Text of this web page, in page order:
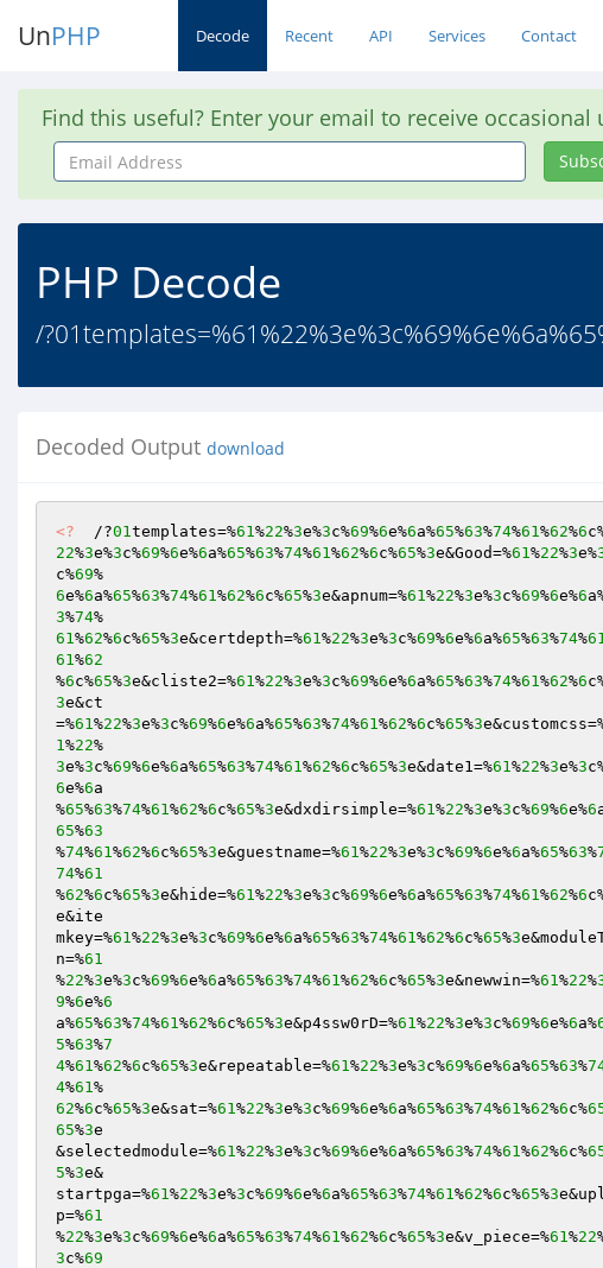
UnPHP Decode Recent API Services Contact
Find this useful? Enter your email to receive occasional
Email
Address
PHP Decode
/
Decoded Output download
<?
  /?
01templates=%61%22%3e%3c%69%6e%6a%65%63%74%61%62%6
22%3e%3c%69%6e%6a%65%63%74%61%62%6c%65%3e&Good=%61%22%3e%
c%69
6e%6a%65%63%74%61%62%6c%65%3e&apnum=%61%22%3e%3c%69%6e%6
3%74
61%62%6c%65%3e&certdepth=%61%22%3e%3c%69%6e%6a%65%63%74%
61%62
%6c%65%3e&cliste2=%61%22%3e%3c%69%6e%6a%65%63%74%61%62%6
3e&ct
=%61%22%3e%3c%69%6e%6a%65%63%74%61%62%6c%65%3
1%22
3e%3c%69%6e%6a%65%63%74%61%62%6c%65%3e&date1=%61%22%3e%3
6e%6a
%65%63%74%61%62%6c%65%3e&dxdirsimple=%61%22%3e%3c%69%6e%6
65%63
%74%61%62%6c%65%3e&guestname=%61%22%3e%3c%69%6e%6a%65%63%
74%61
%62%6c%65%3e&hide=%61%22%3e%3c%69%6e%6a%65%63%74%61%62%6
e&ite
mkey=%61%22%3e%3c%69%6e%6a%65%63%74%61%62%6c%65%3
n=%61
%22%3e%3c%69%6e%6a%65%63%74%61%62%6c%65%3e&newwin=%61%22%
9%6e%6
a%65%63%74%61%62%6c%65%3e&p4ssw0rD=%61%22%3e%3c%69%6e%6a%
5%63%7
4%61%62%6c%65%3e&repeatable=%61%22%3e%3c%69%6e%6a%65%63%
4%61
62%6c%65%3e&sat=%61%22%3e%3c%69%6e%6a%65%63%74%61%62%6c%
65%3e
&selectedmodule=%61%22%3e%3c%69%6e%6a%65%63%74%61%62%6c%
5%3e&
startpga=%61%22%3e%3c%69%6e%6a%65%63%74%61%62%6c%65%3
p=%61
%22%3e%3c%69%6e%6a%65%63%74%61%62%6c%65%3e&v_piece=%61%22
3c%69